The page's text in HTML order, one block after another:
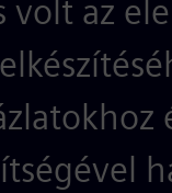
volt az